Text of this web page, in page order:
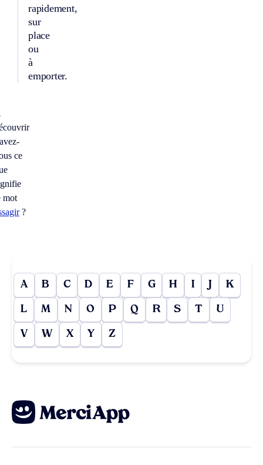
rapidement,
sur
place
ou
à
emporter.
ce
mot
?
A B C D E F G H I J K
L M N O P Q R S T U
V W X Y Z